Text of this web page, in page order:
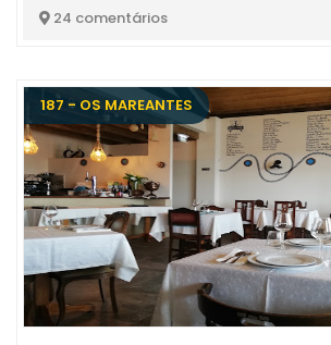
24 comentários
187 - OS MAREANTES